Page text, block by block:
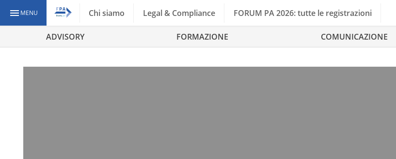
MENU Chi siamo Legal & Compliance FORUM PA 2026: tutte le registrazioni
ADVISORY FORMAZIONE COMUNICAZIONE